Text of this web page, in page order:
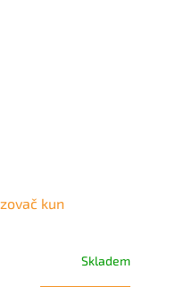
kun
Skladem